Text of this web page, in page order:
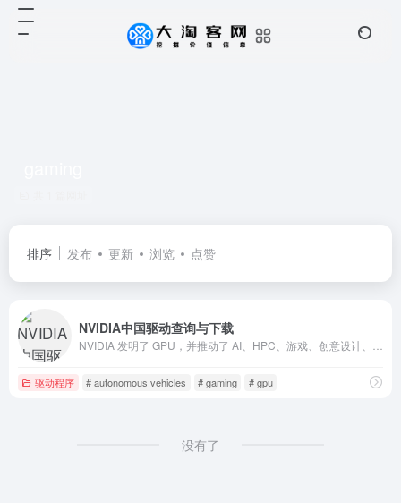
排序 发布 更新 浏览 点赞
NVIDIA中国驱动查询与下载
驱动程序 # autonomous vehicles # gaming # gpu
没有了